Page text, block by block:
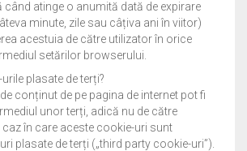
când atinge o anumită dată de expirare
minute, zile sau câțiva ani în viitor)
acestuia de către utilizator în orice
setărilor browserului.
plasate de terți?
conținut de pe pagina de internet pot fi
unor terți, adică nu de către
în care aceste cookie-uri sunt
plasate de terți („third party cookie-uri”).